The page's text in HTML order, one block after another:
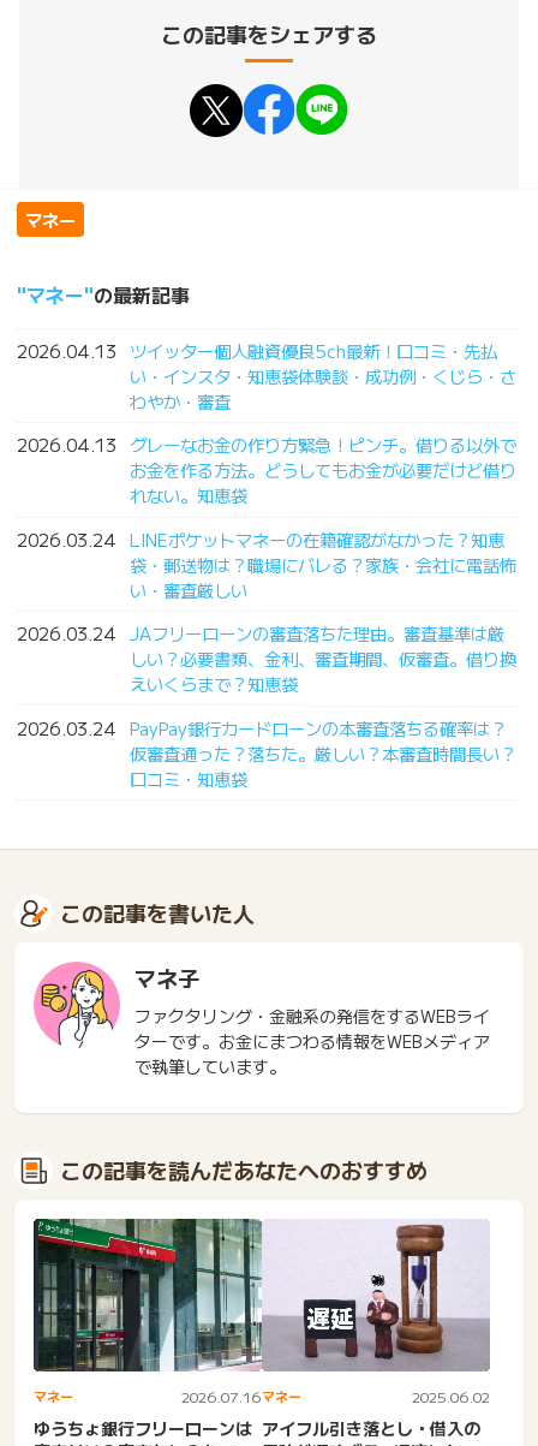
この記事をシェアする
マネー
マネー の最新記事
2026.04.13
ツイッター個人融資優良5ch最新！口コミ・先払
い・インスタ・知恵袋体験談・成功例・くじら・さ
わやか・審査
2026.04.13
グレーなお金の作り方緊急！ピンチ。借りる以外で
お金を作る方法。どうしてもお金が必要だけど借り
れない。知恵袋
2026.03.24 LINEポケットマネーの在籍確認がなかった？知恵
袋・郵送物は？職場にバレる？家族・会社に電話怖
い・審査厳しい
2026.03.24 JAフリーローンの審査落ちた理由。審査基準は厳
しい？必要書類、金利、審査期間、仮審査。借り換
えいくらまで？知恵袋
2026.03.24 PayPay銀行カードローンの本審査落ちる確率は？
仮審査通った？落ちた。厳しい？本審査時間長い？
口コミ・知恵袋
この記事を書いた人
マネ子
ファクタリング・金融系の発信をするWEBライ
ターです。お金にまつわる情報をWEBメディア
で執筆しています。
この記事を読んだあなたへのおすすめ
マネー 2026.07.16
ゆうちょ銀行フリーローンは
マネー 2025.06.02
アイフル引き落とし・借入の